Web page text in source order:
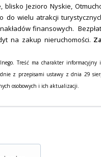
Jezioro Nyskie,
do wielu atrakcji
finansowych.
na zakup nieruchomości.
Treść ma charakter informacyjny
z przepisami ustawy z dnia 29
osobowych i ich aktualizacji.